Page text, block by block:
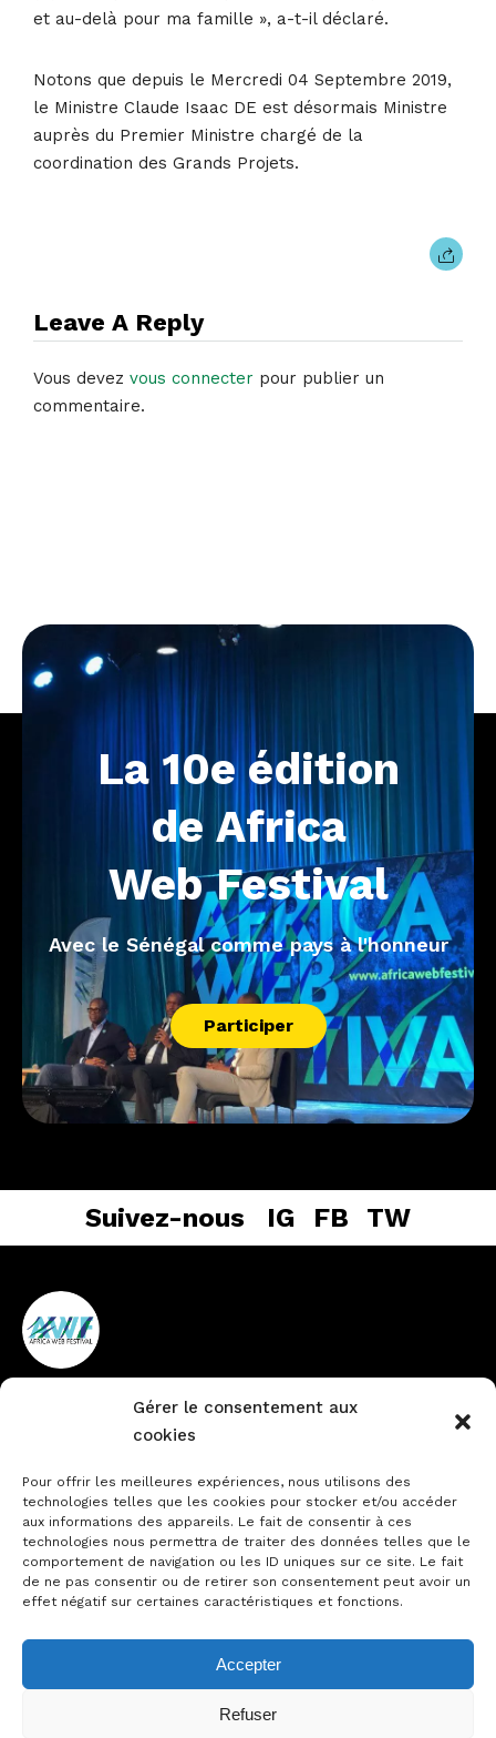
Gérer le consentement aux
cookies
Pour offrir les meilleures expériences, nous utilisons des
technologies telles que les cookies pour stocker et/ou accéder
aux informations des appareils. Le fait de consentir à ces
technologies nous permettra de traiter des données telles que le
comportement de navigation ou les ID uniques sur ce site. Le fait
de ne pas consentir ou de retirer son consentement peut avoir un
effet négatif sur certaines caractéristiques et fonctions.
Accepter
Refuser
et au-delà pour ma famille », a-t-il déclaré.
Notons que depuis le Mercredi 04 Septembre 2019,
le Ministre Claude Isaac DE est désormais Ministre
auprès du Premier Ministre chargé de la
coordination des Grands Projets.
Leave A Reply
Vous devez vous connecter pour publier un
commentaire.
La 10e édition
de Africa
Web Festival
Avec le Sénégal comme pays à l'honneur
Participer
Suivez-nous IG FB TW
Vieux Cocody non loin de la
Technique
Contactez-nous
Notre actualité
22-23 Novembre 2023